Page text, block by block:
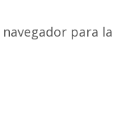
para